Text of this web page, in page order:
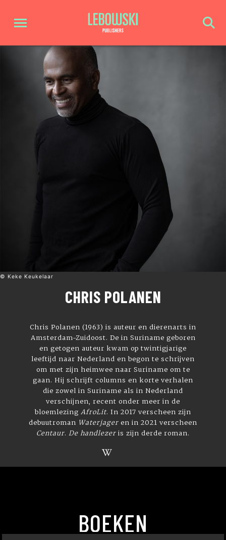
© Keke Keukelaar
CHRIS POLANEN
Chris Polanen (1963) is auteur en dierenarts in
Amsterdam-Zuidoost. De in Suriname geboren
en getogen auteur kwam op twintigjarige
leeftijd naar Nederland en begon te schrijven
om met zijn heimwee naar Suriname om te
gaan. Hij schrijft columns en korte verhalen
die zowel in Suriname als in Nederland
verschijnen, recent onder meer in de
bloemlezing AfroLit. In 2017 verscheen zijn
debuutroman Waterjager en in 2021 verscheen
Centaur. De handlezer is zijn derde roman.
BOEKEN